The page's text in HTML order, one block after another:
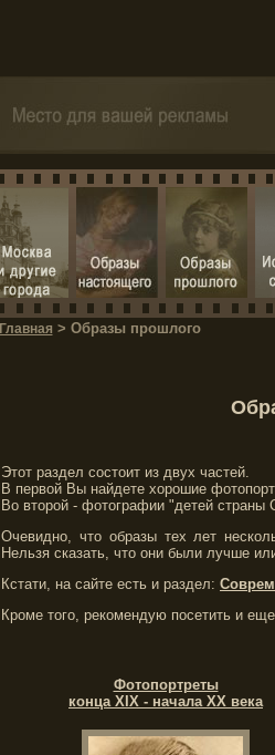
Главная > Образы прошлого
Этот раздел состоит из двух частей.
В первой Вы найдете хорошие
Во второй - фотографии "детей страны
Очевидно, что образы тех лет
Нельзя сказать, что они были лучше
Кстати, на сайте есть и раздел:
Кроме того, рекомендую посетить и
Фотопортреты
конца XIX - начала XX века